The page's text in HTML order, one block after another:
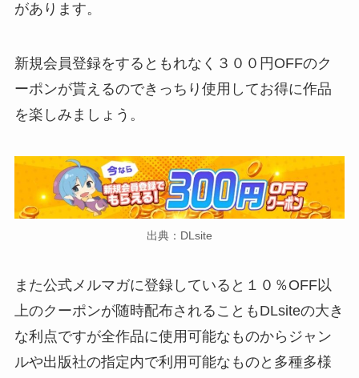
があります。
新規会員登録をするともれなく３００円OFFのク
ーポンが貰えるのできっちり使用してお得に作品
を楽しみましょう。
出典：DLsite
また公式メルマガに登録していると１０％OFF以
上のクーポンが随時配布されることもDLsiteの大き
な利点ですが全作品に使用可能なものからジャン
ルや出版社の指定内で利用可能なものと多種多様